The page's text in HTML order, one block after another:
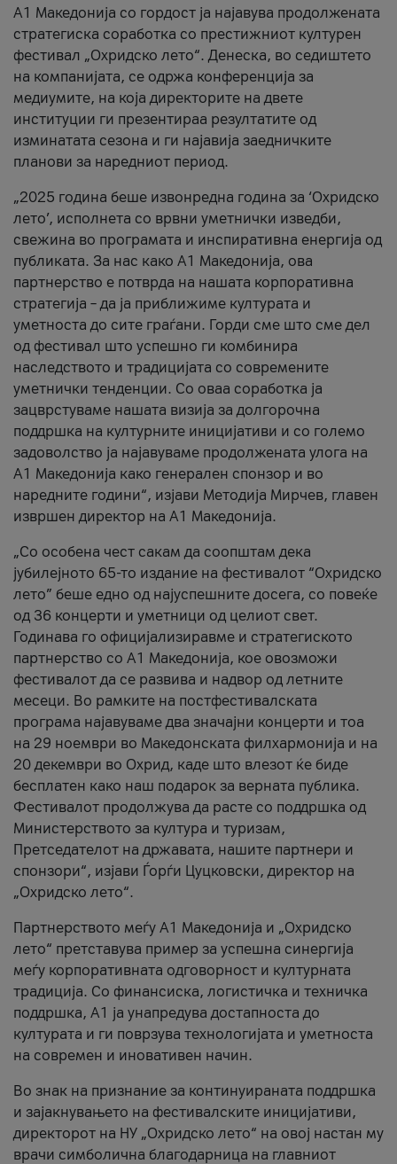
A1 Македонија со гордост ја најавува продолжената
стратегиска соработка со престижниот културен
фестивал „Охридско лето“. Денеска, во седиштето
на компанијата, се одржа конференција за
медиумите, на која директорите на двете
институции ги презентираа резултатите од
изминатата сезона и ги најавија заедничките
планови за наредниот период.
„2025 година беше извонредна година за ‘Охридско
лето’, исполнета со врвни уметнички изведби,
свежина во програмата и инспиративна енергија од
публиката. За нас како A1 Македонија, ова
партнерство е потврда на нашата корпоративна
стратегија – да ја приближиме културата и
уметноста до сите граѓани. Горди сме што сме дел
од фестивал што успешно ги комбинира
наследството и традицијата со современите
уметнички тенденции. Со оваа соработка ја
зацврстуваме нашата визија за долгорочна
поддршка на културните иницијативи и со големо
задоволство ја најавуваме продолжената улога на
A1 Македонија како генерален спонзор и во
наредните години“, изјави Методија Мирчев, главен
извршен директор на A1 Македонија.
„Со особена чест сакам да соопштам дека
јубилејното 65-то издание на фестивалот “Охридско
лето” беше едно од најуспешните досега, со повеќе
од 36 концерти и уметници од целиот свет.
Годинава го официјализиравме и стратегиското
партнерство со А1 Македонија, кое овозможи
фестивалот да се развива и надвор од летните
месеци. Во рамките на постфестивалската
програма најавуваме два значајни концерти и тоа
на 29 ноември во Македонската филхармонија и на
20 декември во Охрид, каде што влезот ќе биде
бесплатен како наш подарок за верната публика.
Фестивалот продолжува да расте со поддршка од
Министерството за култура и туризам,
Претседателот на државата, нашите партнери и
спонзори“, изјави Ѓорѓи Цуцковски, директор на
„Охридско лето“.
Партнерството меѓу A1 Македонија и „Охридско
лето“ претставува пример за успешна синергија
меѓу корпоративната одговорност и културната
традиција. Со финансиска, логистичка и техничка
поддршка, A1 ја унапредува достапноста до
културата и ги поврзува технологијата и уметноста
на современ и иновативен начин.
Во знак на признание за континуираната поддршка
и зајакнувањето на фестивалските иницијативи,
директорот на НУ „Охридско лето“ на овој настан му
врачи симболична благодарница на главниот